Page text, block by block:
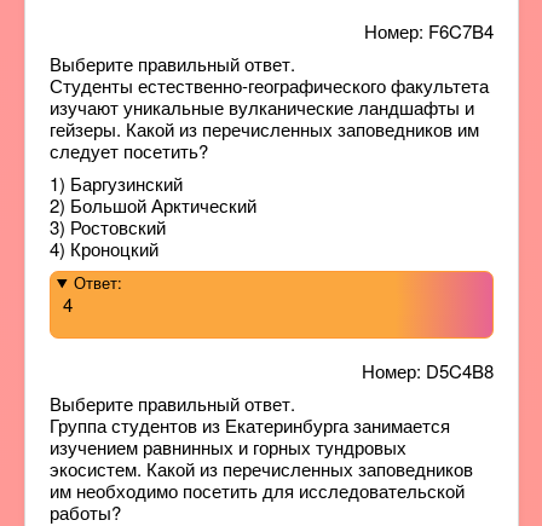
Номер: F6C7B4
Выберите правильный ответ.
Студенты естественно-географического факультета
изучают уникальные вулканические ландшафты и
гейзеры. Какой из перечисленных заповедников им
следует посетить?
1) Баргузинский
2) Большой Арктический
3) Ростовский
4) Кроноцкий
Ответ:
4
Номер: D5C4B8
Выберите правильный ответ.
Группа студентов из Екатеринбурга занимается
изучением равнинных и горных тундровых
экосистем. Какой из перечисленных заповедников
им необходимо посетить для исследовательской
работы?